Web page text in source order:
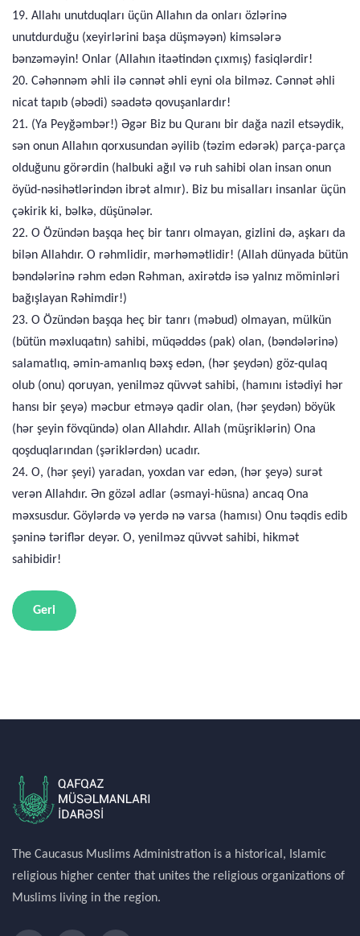
19. Allahı unutduqları üçün Allahın da onları özlərinə
unutdurduğu (xeyirlərini başa düşməyən) kimsələrə
bənzəməyin! Onlar (Allahın itaətindən çıxmış) fasiqlərdir!
20. Cəhənnəm əhli ilə cənnət əhli eyni ola bilməz. Cənnət əhli
nicat tapıb (əbədi) səadətə qovuşanlardır!
21. (Ya Peyğəmbər!) Əgər Biz bu Quranı bir dağa nazil etsəydik,
sən onun Allahın qorxusundan əyilib (təzim edərək) parça-parça
olduğunu görərdin (halbuki ağıl və ruh sahibi olan insan onun
öyüd-nəsihətlərindən ibrət almır). Biz bu misalları insanlar üçün
çəkirik ki, bəlkə, düşünələr.
22. O Özündən başqa heç bir tanrı olmayan, gizlini də, aşkarı da
bilən Allahdır. O rəhmlidir, mərhəmətlidir! (Allah dünyada bütün
bəndələrinə rəhm edən Rəhman, axirətdə isə yalnız möminləri
bağışlayan Rəhimdir!)
23. O Özündən başqa heç bir tanrı (məbud) olmayan, mülkün
(bütün məxluqatın) sahibi, müqəddəs (pak) olan, (bəndələrinə)
salamatlıq, əmin-amanlıq bəxş edən, (hər şeydən) göz-qulaq
olub (onu) qoruyan, yenilməz qüvvət sahibi, (hamını istədiyi hər
hansı bir şeyə) məcbur etməyə qadir olan, (hər şeydən) böyük
(hər şeyin fövqündə) olan Allahdır. Allah (müşriklərin) Ona
qoşduqlarından (şəriklərdən) ucadır.
24. O, (hər şeyi) yaradan, yoxdan var edən, (hər şeyə) surət
verən Allahdır. Ən gözəl adlar (əsmayi-hüsna) ancaq Ona
məxsusdur. Göylərdə və yerdə nə varsa (hamısı) Onu təqdis edib
şəninə təriflər deyər. O, yenilməz qüvvət sahibi, hikmət
sahibidir!
Geri
The Caucasus Muslims Administration is a historical, Islamic
religious higher center that unites the religious organizations of
Muslims living in the region.